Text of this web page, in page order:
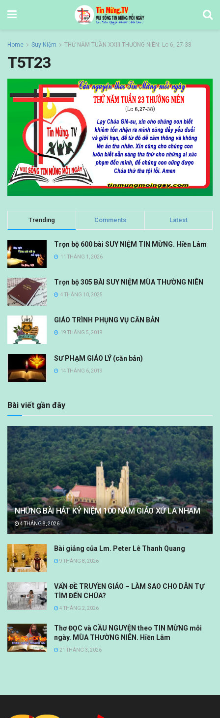
Home Suy Niệm THỨ NĂM TUẦN XXIII THƯỜNG NIÊN: Lc 6, 27-38
T5T23
Trending Comments Latest
Trọn bộ 600 bài SUY NIỆM TIN MỪNG. Hiền Lâm
11 THÁNG 1, 2026
Trọn bộ 305 BÀI SUY NIỆM MÙA THƯỜNG NIÊN
4 THÁNG 10, 2025
GIÁO TRÌNH PHỤNG VỤ CĂN BẢN
19 THÁNG 5, 2019
SƯ PHẠM GIÁO LÝ (căn bản)
14 THÁNG 6, 2019
Bài viết gần đây
NHỮNG BÀI HÁT KỶ NIỆM 100 NĂM GIÁO XỨ LA NHAM
4 THÁNG 8, 2026
Bài giảng của Lm. Peter Lê Thanh Quang
9 THÁNG 8, 2026
VẤN ĐỀ TRUYỀN GIÁO – LÀM SAO CHO DÂN TỰ
TÌM ĐẾN CHÚA?
4 THÁNG 2, 2026
Thơ ĐỌC và CẦU NGUYỆN theo TIN MỪNG mỗi
ngày. MÙA THƯỜNG NIÊN. Hiền Lâm
21 THÁNG 3, 2026